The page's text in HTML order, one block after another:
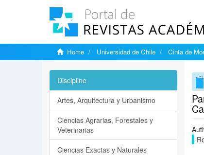
Home Universidad de Chile Cinta de
Discipline
Artes, Arquitectura y Urbanismo
Ciencias Agrarias, Forestales y
Veterinarias
Ciencias Exactas y Naturales